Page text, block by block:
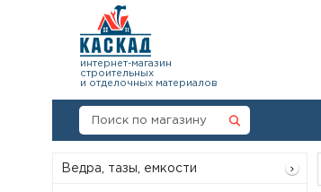
интернет-магазин
строительных
и отделочных материалов
Ведра, тазы, емкости